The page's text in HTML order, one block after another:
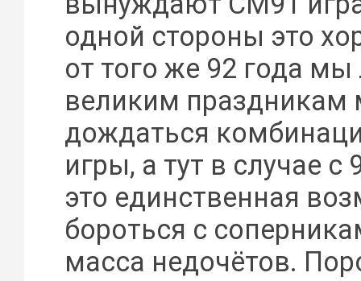
одной стороны это
от того же 92 года
великим
дождаться
игры, а тут в случае с
это единственная
бороться с
масса недочётов.